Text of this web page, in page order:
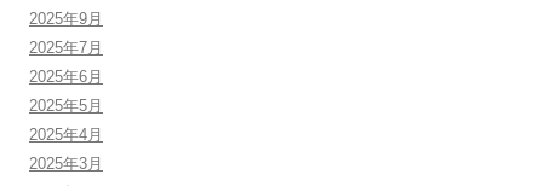
2025年9月
2025年7月
2025年6月
2025年5月
2025年4月
2025年3月